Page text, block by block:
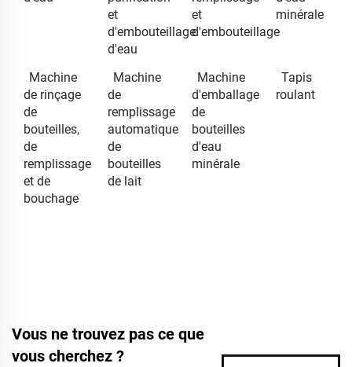
et
d'embouteillage
d'eau
et
d'embouteillage
minérale
Machine
de rinçage
de
bouteilles,
de
remplissage
et de
bouchage
Machine
de
remplissage
automatique
de
bouteilles
de lait
Machine
d'emballage
de
bouteilles
d'eau
minérale
Tapis
roulant
Vous ne trouvez pas ce que
vous cherchez ?